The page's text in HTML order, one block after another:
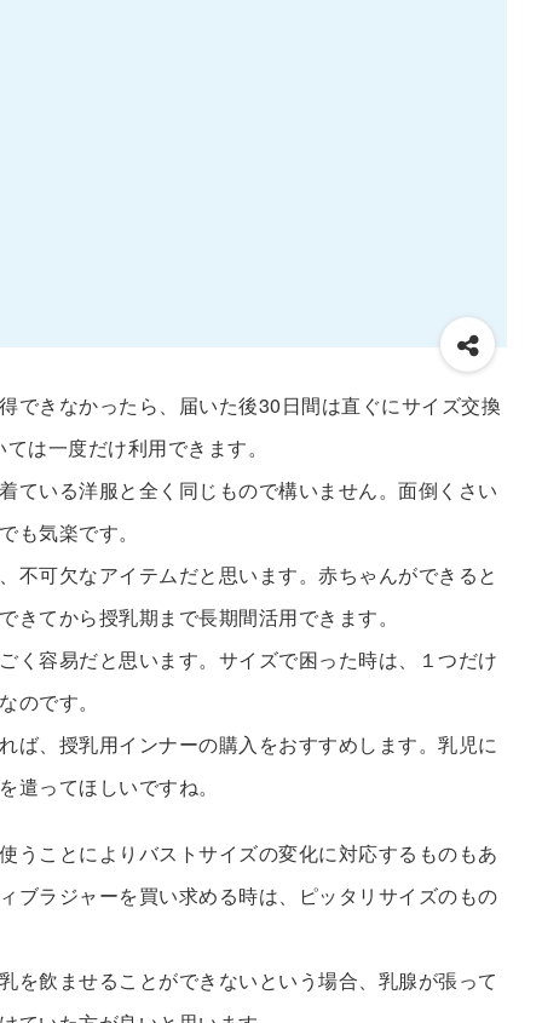
できなかったら、届いた後30日間は直ぐにサイズ交換
は一度だけ利用できます。
ている洋服と全く同じもので構いません。面倒くさい
も気楽です。
不可欠なアイテムだと思います。赤ちゃんができると
てから授乳期まで長期間活用できます。
く容易だと思います。サイズで困った時は、１つだけ
のです。
ば、授乳用インナーの購入をおすすめします。乳児に
遣ってほしいですね。
うことによりバストサイズの変化に対応するものもあ
ブラジャーを買い求める時は、ピッタリサイズのもの
を飲ませることができないという場合、乳腺が張って